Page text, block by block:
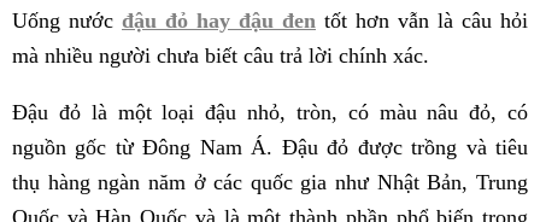
Uống nước đậu đỏ hay đậu đen tốt hơn vẫn là câu hỏi
mà nhiều người chưa biết câu trả lời chính xác.
Đậu đỏ là một loại đậu nhỏ, tròn, có màu nâu đỏ, có
nguồn gốc từ Đông Nam Á. Đậu đỏ được trồng và tiêu
thụ hàng ngàn năm ở các quốc gia như Nhật Bản, Trung
Quốc và Hàn Quốc và là một thành phần phổ biến trong